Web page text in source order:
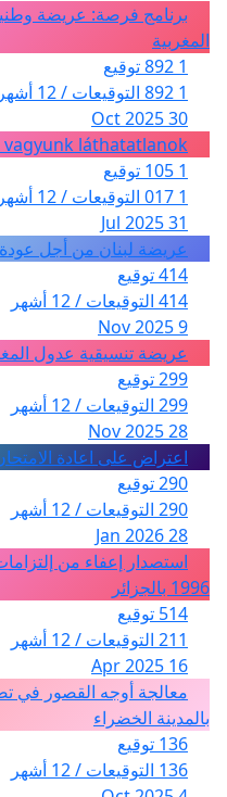
برنامج فرصة: عريضة
المغربية
1 892 توقيع
1 892 التوقيعات / 12 أشهر
30 Oct 2025
láthatatlanok!
1 105 توقيع
1 017 التوقيعات / 12 أشهر
31 Jul 2025
عريضة لبنان من أجل
414 توقيع
414 التوقيعات / 12 أشهر
9 Nov 2025
عريضة تنسيقية عدول
299 توقيع
299 التوقيعات / 12 أشهر
28 Nov 2025
اعتراض على اعادة
290 توقيع
290 التوقيعات / 12 أشهر
28 Jan 2026
1996 بالجزائر
514 توقيع
211 التوقيعات / 12 أشهر
16 Apr 2025
معالجة أوجه القصور في
بالمدينة الخضراء
136 توقيع
136 التوقيعات / 12 أشهر